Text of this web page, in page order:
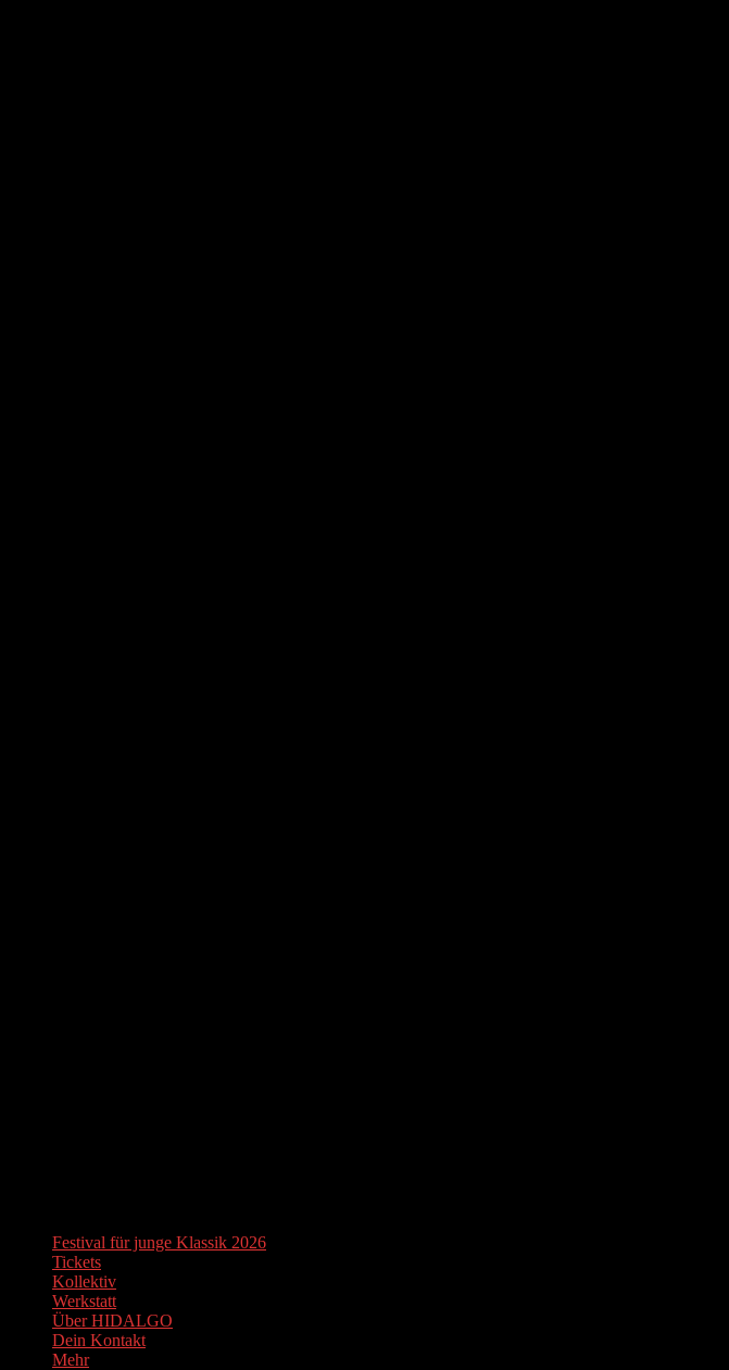
Festival für junge Klassik 2026
Tickets
Kollektiv
Werkstatt
Über HIDALGO
Dein Kontakt
Mehr